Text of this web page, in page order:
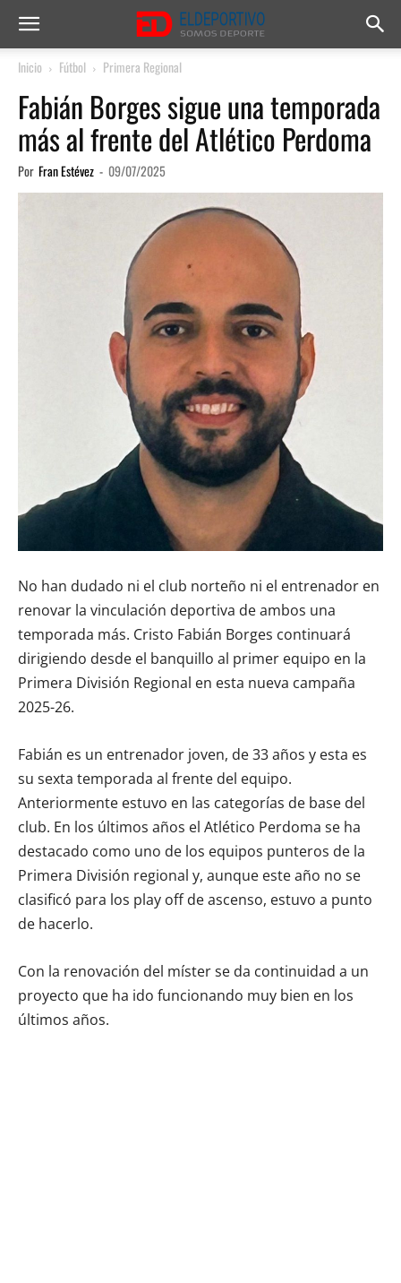
Inicio Fútbol Primera Regional
Fabián Borges sigue una temporada
más al frente del Atlético Perdoma
Por Fran Estévez - 09/07/2025
No han dudado ni el club norteño ni el entrenador en
renovar la vinculación deportiva de ambos una
temporada más. Cristo Fabián Borges continuará
dirigiendo desde el banquillo al primer equipo en la
Primera División Regional en esta nueva campaña
2025-26.
Fabián es un entrenador joven, de 33 años y esta es
su sexta temporada al frente del equipo.
Anteriormente estuvo en las categorías de base del
club. En los últimos años el Atlético Perdoma se ha
destacado como uno de los equipos punteros de la
Primera División regional y, aunque este año no se
clasificó para los play off de ascenso, estuvo a punto
de hacerlo.
Con la renovación del míster se da continuidad a un
proyecto que ha ido funcionando muy bien en los
últimos años.